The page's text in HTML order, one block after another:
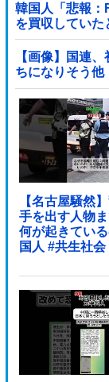
韓国人「悲報：
を買収してい
国の反応
【画像】国連
ちになりそう他
【名古屋騒然
手を出す人物
何が起きてい
国人 #共生社